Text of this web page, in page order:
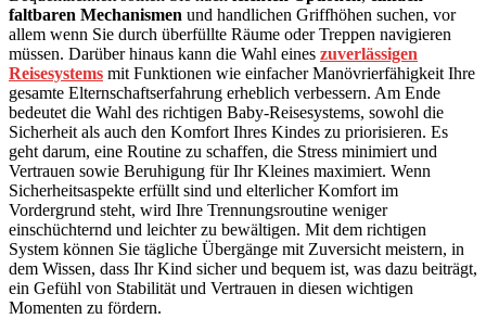
faltbaren Mechanismen und handlichen Griffhöhen suchen, vor
allem wenn Sie durch überfüllte Räume oder Treppen navigieren
müssen. Darüber hinaus kann die Wahl eines zuverlässigen
Reisesystems mit Funktionen wie einfacher Manövrierfähigkeit Ihre
gesamte Elternschaftserfahrung erheblich verbessern. Am Ende
bedeutet die Wahl des richtigen Baby-Reisesystems, sowohl die
Sicherheit als auch den Komfort Ihres Kindes zu priorisieren. Es
geht darum, eine Routine zu schaffen, die Stress minimiert und
Vertrauen sowie Beruhigung für Ihr Kleines maximiert. Wenn
Sicherheitsaspekte erfüllt sind und elterlicher Komfort im
Vordergrund steht, wird Ihre Trennungsroutine weniger
einschüchternd und leichter zu bewältigen. Mit dem richtigen
System können Sie tägliche Übergänge mit Zuversicht meistern, in
dem Wissen, dass Ihr Kind sicher und bequem ist, was dazu beiträgt,
ein Gefühl von Stabilität und Vertrauen in diesen wichtigen
Momenten zu fördern.